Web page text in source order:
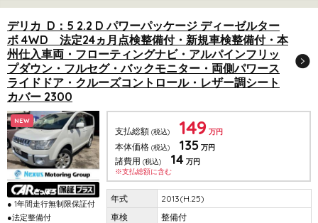
デリカ D：5 2.2 D パワーパッケージ ディーゼルター
ボ 4WD 法定24ヵ月点検整備付・新規車検整備付・本
州仕入車両・フローティングナビ・アルパインフリッ
プダウン・フルセグ・バックモニター・両側パワース
ライドドア・クルーズコントロール・レザー調シート
カバー 2300
NEW
● 1年間走行無制限保証付
●法定整備付
支払総額 (税込) 149 万円
本体価格 (税込) 135 万円
諸費用 (税込) 14 万円
※支払総額に含む
2013(H.25)
整備付